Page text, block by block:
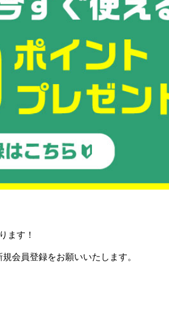
悩み・課題から探す
ラック メッシュパレット
ます！
会員登録をお願いいたします。